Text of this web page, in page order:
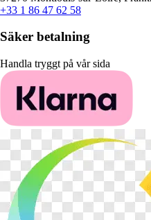
+33 1 86 47 62 58
Säker betalning
Handla tryggt på vår sida